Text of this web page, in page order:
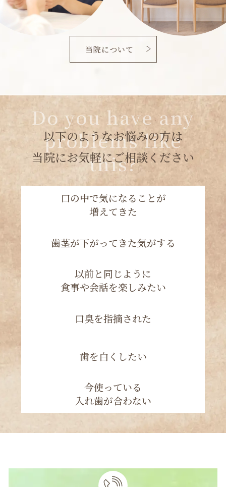
当院について
problems like
this?
以下のようなお悩みの方は
当院にお気軽にご相談ください
口の中で気になることが
増えてきた
歯茎が下がってきた気がする
以前と同じように
食事や会話を楽しみたい
口臭を指摘された
歯を白くしたい
今使っている
入れ歯が合わない
TEL予約